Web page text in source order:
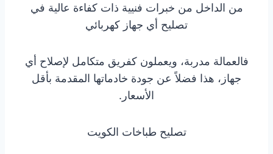
من الداخل من خبرات فنيية ذات كفاءة عالية في
تصليح أي جهاز كهربائي
فالعمالة مدربة، ويعملون كفريق متكامل لإصلاح أي
جهاز، هذا فضلاً عن جودة خادماتها المقدمة بأقل
الأسعار.
تصليح طباخات الكويت